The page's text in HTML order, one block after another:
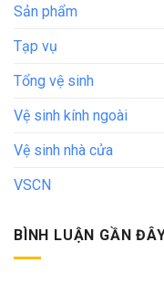
Sản phẩm
Tạp vụ
Tổng vệ sinh
Vệ sinh kính ngoài
Vệ sinh nhà cửa
VSCN
BÌNH LUẬN GẦN